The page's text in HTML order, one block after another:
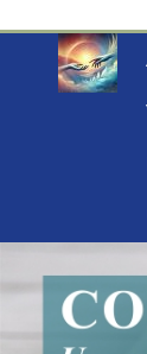
contenu
Des
chemin